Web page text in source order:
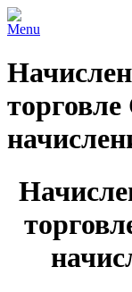
Menu
торговле